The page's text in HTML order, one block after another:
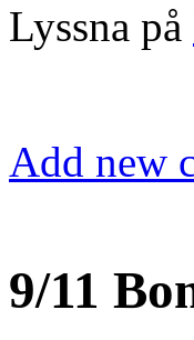
Lyssna på
Add new
9/11